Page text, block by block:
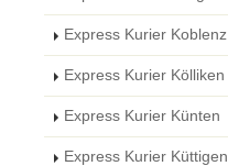
Express Kurier Koblenz
Express Kurier Kölliken
Express Kurier Künten
Express Kurier Küttigen